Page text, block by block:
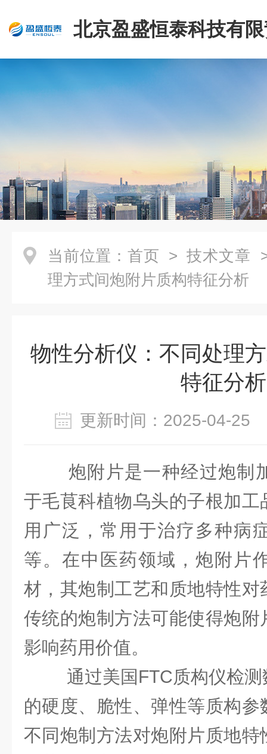
北京盈盛恒泰科技有
司
当前位置： 首页 > 技术文章
理方式间炮附片质构特征分析
物性分析仪：不同处理
特征分析
更新时间：2025-04-
炮附片是一种经过炮制
于毛茛科植物乌头的子根加
用广泛，常用于治疗多种病
等。在中医药领域，炮附片
材，其炮制工艺和质地特性
传统的炮制方法可能使得炮
影响药用价值。
通过美国FTC质构仪检
的硬度、脆性、弹性等质构
不同炮制方法对炮附片质地